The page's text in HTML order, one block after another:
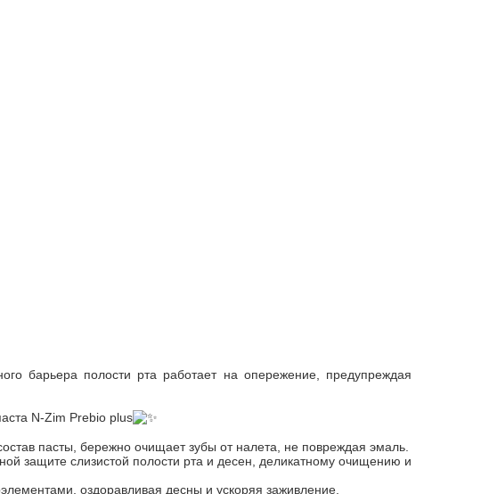
барьера полости рта работает на опережение, предупреждая
N-Zim Prеbio рlus
пасты, бережно очищает зубы от налета, не повреждая эмаль.
защите слизистой полости рта и десен, деликатному очищению и
оздоравливая десны и ускоряя заживление.